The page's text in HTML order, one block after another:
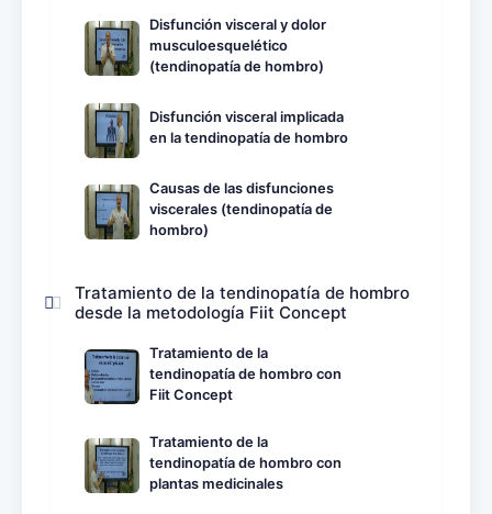
Disfunción visceral y dolor
musculoesquelético
(tendinopatía de hombro)
Disfunción visceral implicada
en la tendinopatía de hombro
Causas de las disfunciones
viscerales (tendinopatía de
hombro)
Tratamiento de la tendinopatía de hombro
desde la metodología Fiit Concept
Tratamiento de la
tendinopatía de hombro con
Fiit Concept
Tratamiento de la
tendinopatía de hombro con
plantas medicinales